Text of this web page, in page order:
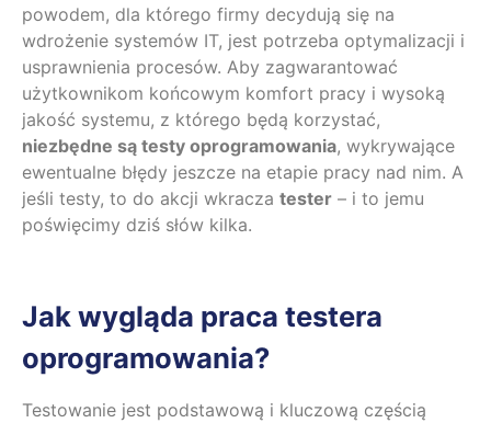
powodem, dla którego firmy decydują się na
wdrożenie systemów IT, jest potrzeba optymalizacji i
usprawnienia procesów. Aby zagwarantować
użytkownikom końcowym komfort pracy i wysoką
jakość systemu, z którego będą korzystać,
niezbędne są testy oprogramowania, wykrywające
ewentualne błędy jeszcze na etapie pracy nad nim. A
jeśli testy, to do akcji wkracza tester – i to jemu
poświęcimy dziś słów kilka.
Jak wygląda praca testera
oprogramowania?
Testowanie jest podstawową i kluczową częścią